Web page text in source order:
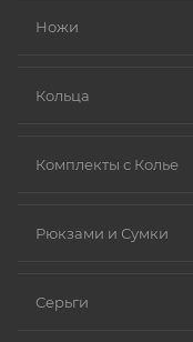
Ножи
Кольца
Комплекты с Колье
Рюкзами и Сумки
Серьги